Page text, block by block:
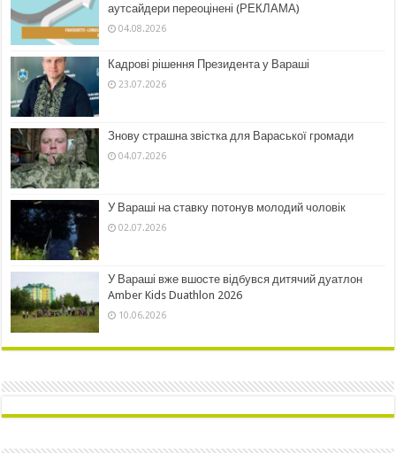
аутсайдери переоцінені (РЕКЛАМА)
04.08.2026
Кадрові рішення Президента у Вараші
23.07.2026
Знову страшна звістка для Вараської громади
04.07.2026
У Вараші на ставку потонув молодий чоловік
02.07.2026
У Вараші вже вшосте відбувся дитячий дуатлон
Amber Kids Duathlon 2026
10.06.2026